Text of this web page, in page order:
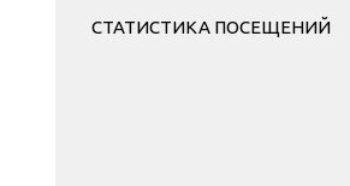
СТАТИСТИКА ПОСЕЩЕНИЙ